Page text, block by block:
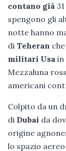
contano già
spengono gli
notte hanno
di Teheran
militari Usa in
Mezzaluna
americani
Colpito da un
di Dubai da
origine
lo spazio